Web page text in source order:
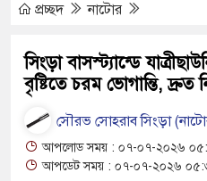
স্ত্রী: গোলাম রসুল ও রুমা গ্রেপ্তার,
মাদক জব্দ করলো ১ বিজিবি
যুবকের প্রতারণায় সর্বশান্ত ৪ পরিবার!
ট্যাবলেট সহ মাদক
প্রচ্ছদ নাটোর
সিংড়া বাসস্ট্যান্ডে
বৃষ্টিতে চরম ভোগান্তি, দ্রুত
সৌরভ সোহরাব সিংড়া
আপলোড সময় : ০৭-০৭-২০২৬
আপডেট সময় : ০৭-০৭-২০২৬